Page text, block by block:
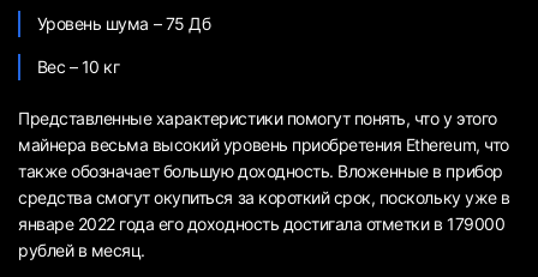
Уровень шума – 75 Дб
Вес – 10 кг
Представленные характеристики помогут понять, что у этого
майнера весьма высокий уровень приобретения Ethereum, что
также обозначает большую доходность. Вложенные в прибор
средства смогут окупиться за короткий срок, поскольку уже в
январе 2022 года его доходность достигала отметки в 179000
рублей в месяц.